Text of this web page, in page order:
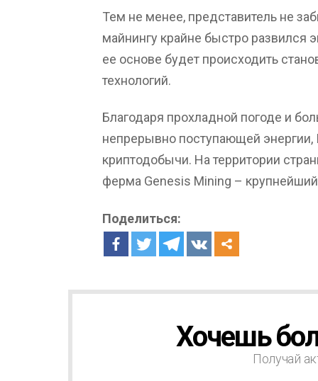
Тем не менее, представитель не
майнингу крайне быстро развился
ее основе будет происходить
технологий.
Благодаря прохладной погоде и
непрерывно поступающей
криптодобычи. На территории
ферма Genesis Mining – крупнейший
Поделиться:
Хочешь
Получай